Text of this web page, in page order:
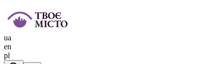
ua
en
pl